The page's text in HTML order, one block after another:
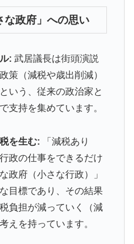
な政府」への思い
: 武居議長は街頭演説
策（減税や歳出削減）
いう、従来の政治家と
支持を集めています。
を生む: 「減税あり
政の仕事をできるだけ
政府（小さな行政）」
目標であり、その結果
負担が減っていく（減
えを持っています。